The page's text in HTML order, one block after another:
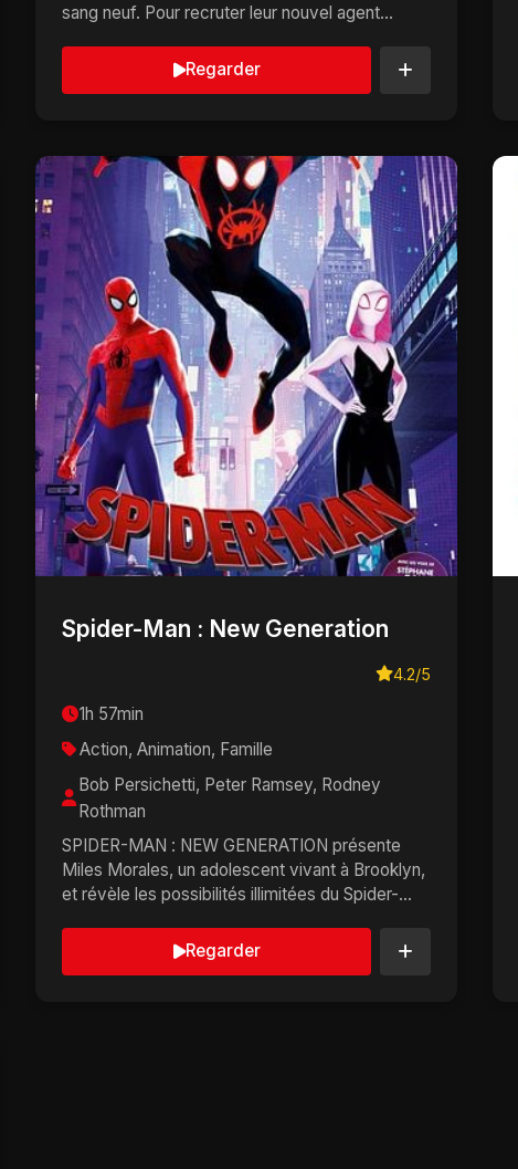
sang neuf. Pour recruter leur nouvel agent
Regarder
Spider-Man : New Generation
4.2/5
1h 57min
Action, Animation, Famille
Bob Persichetti, Peter Ramsey, Rodney
Rothman
SPIDER-MAN : NEW GENERATION présente
Miles Morales, un adolescent vivant à Brooklyn,
et révèle les possibilités illimitées du Spider-
Regarder